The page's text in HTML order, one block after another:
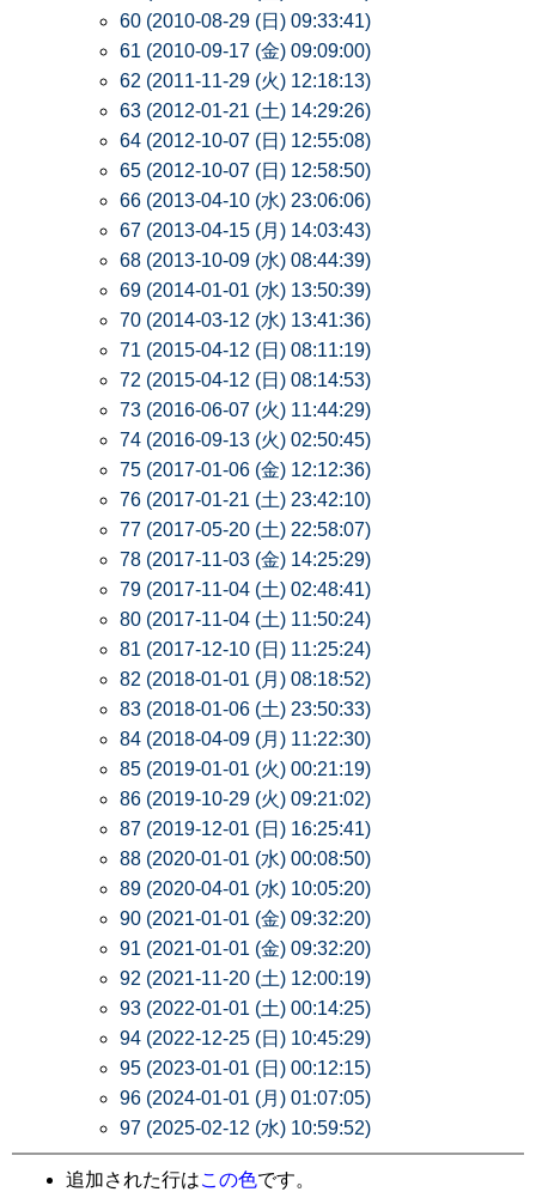
60 (2010-08-29 (日) 09:33:41)
61 (2010-09-17 (金) 09:09:00)
62 (2011-11-29 (火) 12:18:13)
63 (2012-01-21 (土) 14:29:26)
64 (2012-10-07 (日) 12:55:08)
65 (2012-10-07 (日) 12:58:50)
66 (2013-04-10 (水) 23:06:06)
67 (2013-04-15 (月) 14:03:43)
68 (2013-10-09 (水) 08:44:39)
69 (2014-01-01 (水) 13:50:39)
70 (2014-03-12 (水) 13:41:36)
71 (2015-04-12 (日) 08:11:19)
72 (2015-04-12 (日) 08:14:53)
73 (2016-06-07 (火) 11:44:29)
74 (2016-09-13 (火) 02:50:45)
75 (2017-01-06 (金) 12:12:36)
76 (2017-01-21 (土) 23:42:10)
77 (2017-05-20 (土) 22:58:07)
78 (2017-11-03 (金) 14:25:29)
79 (2017-11-04 (土) 02:48:41)
80 (2017-11-04 (土) 11:50:24)
81 (2017-12-10 (日) 11:25:24)
82 (2018-01-01 (月) 08:18:52)
83 (2018-01-06 (土) 23:50:33)
84 (2018-04-09 (月) 11:22:30)
85 (2019-01-01 (火) 00:21:19)
86 (2019-10-29 (火) 09:21:02)
87 (2019-12-01 (日) 16:25:41)
88 (2020-01-01 (水) 00:08:50)
89 (2020-04-01 (水) 10:05:20)
90 (2021-01-01 (金) 09:32:20)
91 (2021-01-01 (金) 09:32:20)
92 (2021-11-20 (土) 12:00:19)
93 (2022-01-01 (土) 00:14:25)
94 (2022-12-25 (日) 10:45:29)
95 (2023-01-01 (日) 00:12:15)
96 (2024-01-01 (月) 01:07:05)
97 (2025-02-12 (水) 10:59:52)
追加された行はこの色です。